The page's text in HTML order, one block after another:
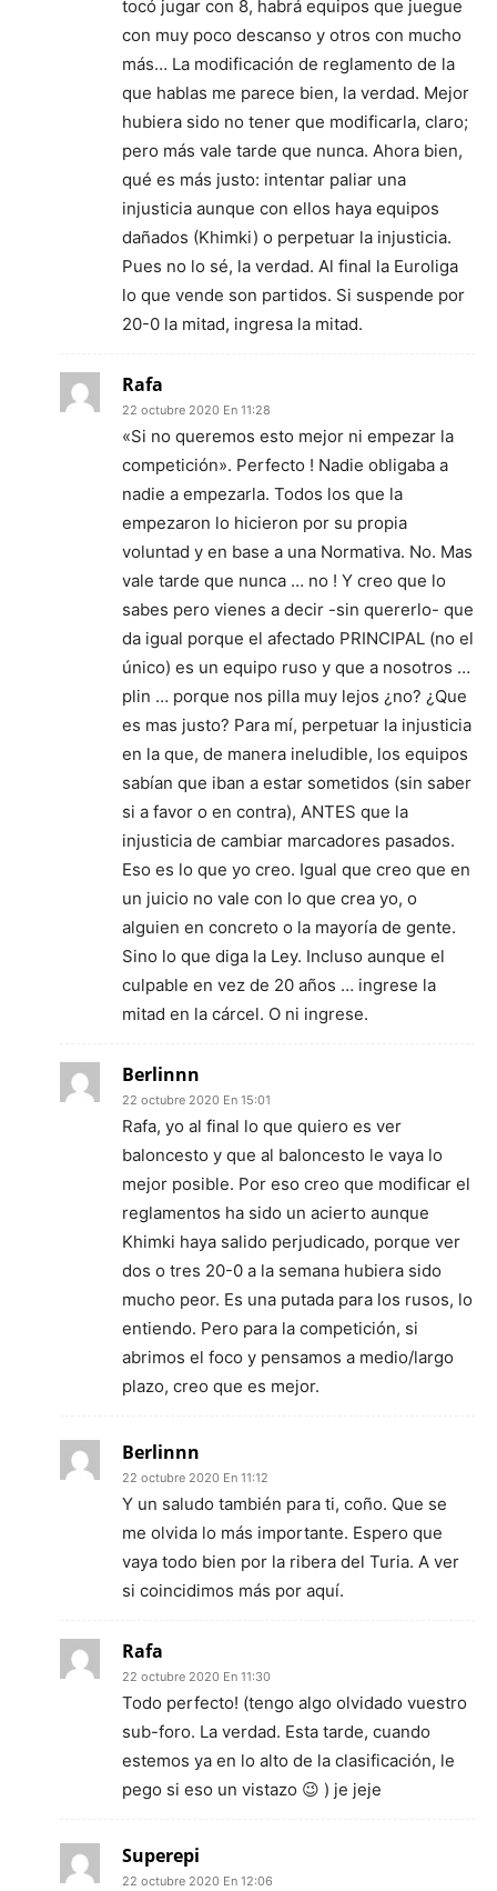
tocó jugar con 8, habrá equipos que juegue
con muy poco descanso y otros con mucho
más… La modificación de reglamento de la
que hablas me parece bien, la verdad. Mejor
hubiera sido no tener que modificarla, claro;
pero más vale tarde que nunca. Ahora bien,
qué es más justo: intentar paliar una
injusticia aunque con ellos haya equipos
dañados (Khimki) o perpetuar la injusticia.
Pues no lo sé, la verdad. Al final la Euroliga
lo que vende son partidos. Si suspende por
20-0 la mitad, ingresa la mitad.
Rafa
22 octubre 2020 En 11:28
«Si no queremos esto mejor ni empezar la
competición». Perfecto ! Nadie obligaba a
nadie a empezarla. Todos los que la
empezaron lo hicieron por su propia
voluntad y en base a una Normativa. No. Mas
vale tarde que nunca … no ! Y creo que lo
sabes pero vienes a decir -sin quererlo- que
da igual porque el afectado PRINCIPAL (no el
único) es un equipo ruso y que a nosotros …
plin … porque nos pilla muy lejos ¿no? ¿Que
es mas justo? Para mí, perpetuar la injusticia
en la que, de manera ineludible, los equipos
sabían que iban a estar sometidos (sin saber
si a favor o en contra), ANTES que la
injusticia de cambiar marcadores pasados.
Eso es lo que yo creo. Igual que creo que en
un juicio no vale con lo que crea yo, o
alguien en concreto o la mayoría de gente.
Sino lo que diga la Ley. Incluso aunque el
culpable en vez de 20 años … ingrese la
mitad en la cárcel. O ni ingrese.
Berlinnn
22 octubre 2020 En 15:01
Rafa, yo al final lo que quiero es ver
baloncesto y que al baloncesto le vaya lo
mejor posible. Por eso creo que modificar el
reglamentos ha sido un acierto aunque
Khimki haya salido perjudicado, porque ver
dos o tres 20-0 a la semana hubiera sido
mucho peor. Es una putada para los rusos, lo
entiendo. Pero para la competición, si
abrimos el foco y pensamos a medio/largo
plazo, creo que es mejor.
Berlinnn
22 octubre 2020 En 11:12
Y un saludo también para ti, coño. Que se
me olvida lo más importante. Espero que
vaya todo bien por la ribera del Turia. A ver
si coincidimos más por aquí.
Rafa
22 octubre 2020 En 11:30
Todo perfecto! (tengo algo olvidado vuestro
sub-foro. La verdad. Esta tarde, cuando
estemos ya en lo alto de la clasificación, le
pego si eso un vistazo 😉 ) je jeje
Superepi
22 octubre 2020 En 12:06